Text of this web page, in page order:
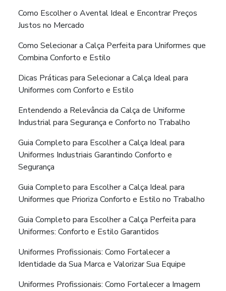
Como Escolher o Avental Ideal e Encontrar Preços
Justos no Mercado
Como Selecionar a Calça Perfeita para Uniformes que
Combina Conforto e Estilo
Dicas Práticas para Selecionar a Calça Ideal para
Uniformes com Conforto e Estilo
Entendendo a Relevância da Calça de Uniforme
Industrial para Segurança e Conforto no Trabalho
Guia Completo para Escolher a Calça Ideal para
Uniformes Industriais Garantindo Conforto e
Segurança
Guia Completo para Escolher a Calça Ideal para
Uniformes que Prioriza Conforto e Estilo no Trabalho
Guia Completo para Escolher a Calça Perfeita para
Uniformes: Conforto e Estilo Garantidos
Uniformes Profissionais: Como Fortalecer a
Identidade da Sua Marca e Valorizar Sua Equipe
Uniformes Profissionais: Como Fortalecer a Imagem